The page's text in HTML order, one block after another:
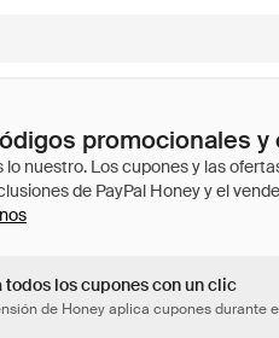
promocionales
todos los cupones con un clic
de Honey aplica cupones durante